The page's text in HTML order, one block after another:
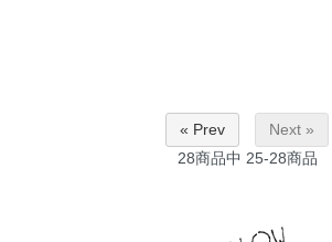
« Prev
Next »
28商品中 25-28商品